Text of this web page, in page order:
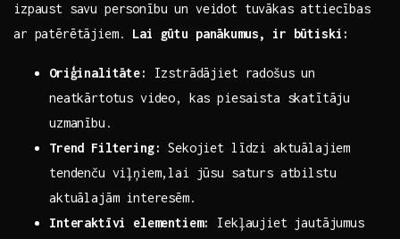
izpaust savu personību un veidot tuvākas attiecības
ar patērētājiem. Lai​ gūtu panākumus, ir būtiski:
Oriģinalitāte:
Izstrādājiet ‍radošus un
neatkārtotus ‌video, kas piesaista skatītāju
uzmanību.
Trend Filtering: Sekojiet līdzi aktuālajiem
tendenču viļņiem,lai jūsu saturs atbilstu
aktuālajām interesēm.
Interaktīvi elementiem:
‍Iekļaujiet jautājumus